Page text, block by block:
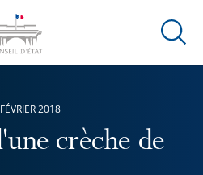
Ouvrir
crèche de
2018